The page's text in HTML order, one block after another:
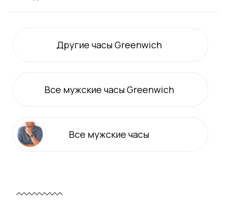
Другие часы Greenwich
Все мужские часы Greenwich
Все мужские часы